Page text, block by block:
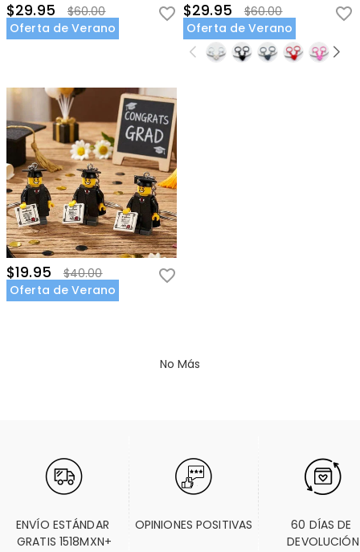
$29.95
$60.00
Oferta de Verano
$29.95
$60.00
Oferta de Verano
$19.95
$40.00
Oferta de Verano
No Más
ENVÍO ESTÁNDAR
GRATIS 1518MXN+
OPINIONES POSITIVAS
60 DÍAS DE
DEVOLUCIÓN